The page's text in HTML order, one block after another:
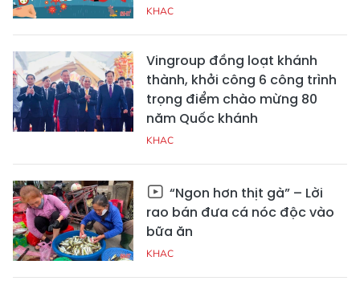
KHAC
Vingroup đồng loạt khánh
thành, khởi công 6 công trình
trọng điểm chào mừng 80
năm Quốc khánh
KHAC
“Ngon hơn thịt gà” – Lời
rao bán đưa cá nóc độc vào
bữa ăn
KHAC